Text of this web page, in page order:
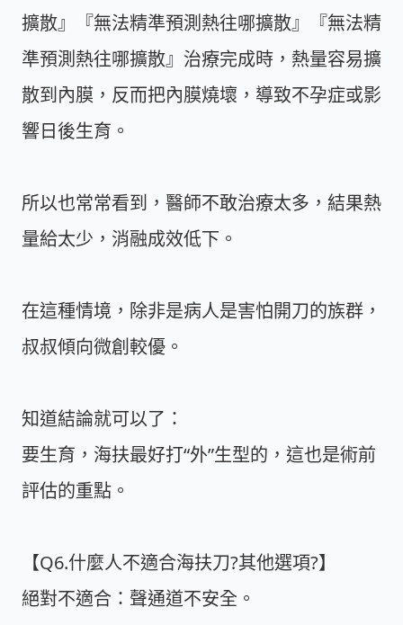
擴散』『無法精準預測熱往哪擴散』『無法精
準預測熱往哪擴散』治療完成時，熱量容易擴
散到內膜，反而把內膜燒壞，導致不孕症或影
響日後生育。
所以也常常看到，醫師不敢治療太多，結果熱
量給太少，消融成效低下。
在這種情境，除非是病人是害怕開刀的族群，
叔叔傾向微創較優。
知道結論就可以了：
要生育，海扶最好打“外”生型的，這也是術前
評估的重點。
【Q6.什麼人不適合海扶刀?其他選項?】
絕對不適合：聲通道不安全。